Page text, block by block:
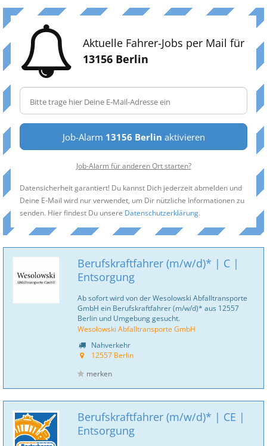
Aktuelle Fahrer-Jobs per Mail für
13156 Berlin
Job-Alarm 13156 Berlin aktivieren
Job-Alarm für anderen Ort starten?
Datensicherheit garantiert! Du kannst Dich jederzeit abmelden und
Deine E-Mail wird nur verwendet, um Dir nützliche Informationen zu
senden. Hier findest Du unsere Datenschutzerklärung.
Berufskraftfahrer (m/w/d)* | C |
Entsorgung
Ab sofort wird von der Wesolowski Abfalltransporte
GmbH ein Berufskraftfahrer (m/w/d)* aus 12557
Berlin und Umgebung gesucht.
Wesolowski Abfalltransporte GmbH
Nahverkehr
12557 Berlin
merken
Berufskraftfahrer (m/w/d)* | CE |
Entsorgung